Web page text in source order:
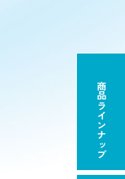
商品ラインナップ